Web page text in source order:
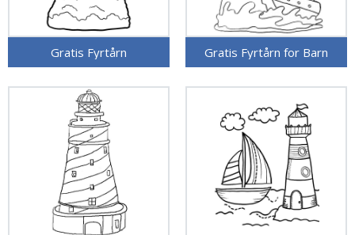
Gratis Fyrtårn Gratis Fyrtårn for Barn